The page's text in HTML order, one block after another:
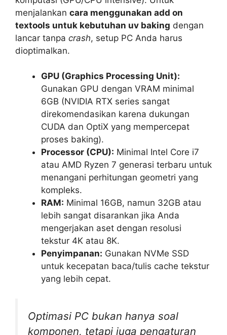
menjalankan cara menggunakan add on
textools untuk kebutuhan uv baking dengan
lancar tanpa crash, setup PC Anda harus
dioptimalkan.
GPU (Graphics Processing Unit):
Gunakan GPU dengan VRAM minimal
6GB (NVIDIA RTX series sangat
direkomendasikan karena dukungan
CUDA dan OptiX yang mempercepat
proses baking).
Processor (CPU): Minimal Intel Core i7
atau AMD Ryzen 7 generasi terbaru untuk
menangani perhitungan geometri yang
kompleks.
RAM: Minimal 16GB, namun 32GB atau
lebih sangat disarankan jika Anda
mengerjakan aset dengan resolusi
tekstur 4K atau 8K.
Penyimpanan: Gunakan NVMe SSD
untuk kecepatan baca/tulis cache tekstur
yang lebih cepat.
Optimasi PC bukan hanya soal
komponen, tetapi juga pengaturan